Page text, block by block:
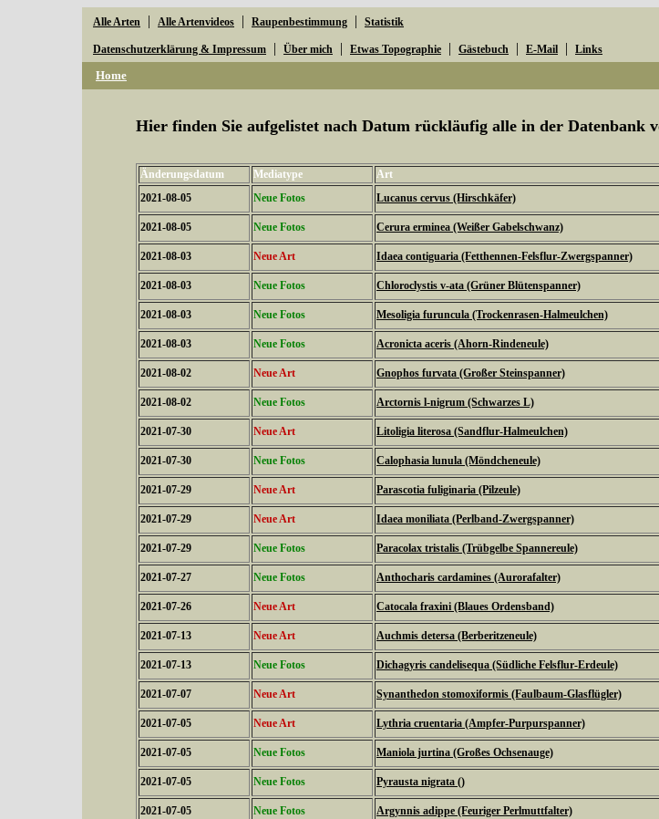
Alle Arten | Alle Artenvideos | Raupenbestimmung | Statistik
Datenschutzerklärung & Impressum | Über mich | Etwas Topographie | Gästebuch | E-Mail | Links
Home
Hier finden Sie aufgelistet nach Datum rückläufig alle in der Datenbank
Änderungsdatum Mediatype Art
2021-08-05
Neue Fotos Lucanus cervus (Hirschkäfer)
2021-08-05 Neue Fotos Cerura erminea (Weißer Gabelschwanz)
2021-08-03 Neue Art Idaea contiguaria (Fetthennen-Felsflur-Zwergspanner)
2021-08-03 Neue Fotos Chloroclystis v-ata (Grüner Blütenspanner)
2021-08-03 Neue Fotos Mesoligia furuncula (Trockenrasen-Halmeulchen)
2021-08-03 Neue Fotos Acronicta aceris (Ahorn-Rindeneule)
2021-08-02 Neue Art Gnophos furvata (Großer Steinspanner)
2021-08-02 Neue Fotos Arctornis l-nigrum (Schwarzes L)
2021-07-30 Neue Art Litoligia literosa (Sandflur-Halmeulchen)
2021-07-30 Neue Fotos Calophasia lunula (Möndcheneule)
2021-07-29 Neue Art Parascotia fuliginaria (Pilzeule)
2021-07-29 Neue Art Idaea moniliata (Perlband-Zwergspanner)
2021-07-29 Neue Fotos Paracolax tristalis (Trübgelbe Spannereule)
2021-07-27 Neue Fotos Anthocharis cardamines (Aurorafalter)
2021-07-26 Neue Art Catocala fraxini (Blaues Ordensband)
2021-07-13 Neue Art Auchmis detersa (Berberitzeneule)
2021-07-13 Neue Fotos Dichagyris candelisequa (Südliche Felsflur-Erdeule)
2021-07-07 Neue Art Synanthedon stomoxiformis (Faulbaum-Glasflügler)
2021-07-05 Neue Art Lythria cruentaria (Ampfer-Purpurspanner)
2021-07-05 Neue Fotos Maniola jurtina (Großes Ochsenauge)
2021-07-05 Neue Fotos Pyrausta nigrata ()
2021-07-05 Neue Fotos Argynnis adippe (Feuriger Perlmuttfalter)